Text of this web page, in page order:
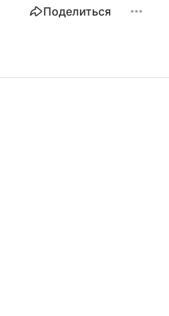
Поделиться